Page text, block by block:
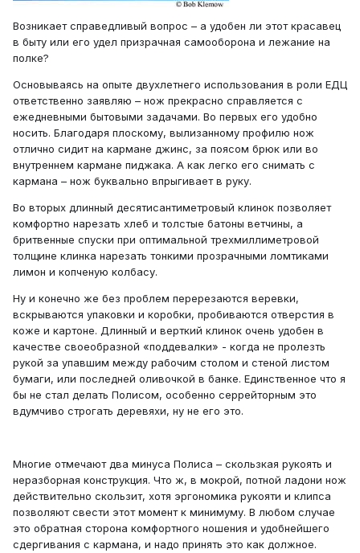
Возникает справедливый вопрос – а удобен ли этот красавец
в быту или его удел призрачная самооборона и лежание на
полке?
Основываясь на опыте двухлетнего использования в роли ЕДЦ
ответственно заявляю – нож прекрасно справляется с
ежедневными бытовыми задачами. Во первых его удобно
носить. Благодаря плоскому, вылизанному профилю нож
отлично сидит на кармане джинс, за поясом брюк или во
внутреннем кармане пиджака. А как легко его снимать с
кармана – нож буквально впрыгивает в руку.
Во вторых длинный десятисантиметровый клинок позволяет
комфортно нарезать хлеб и толстые батоны ветчины, а
бритвенные спуски при оптимальной трехмиллиметровой
толщине клинка нарезать тонкими прозрачными ломтиками
лимон и копченую колбасу.
Ну и конечно же без проблем перерезаются веревки,
вскрываются упаковки и коробки, пробиваются отверстия в
коже и картоне. Длинный и верткий клинок очень удобен в
качестве своеобразной «поддевалки» - когда не пролезть
рукой за упавшим между рабочим столом и стеной листом
бумаги, или последней оливочкой в банке. Единственное что я
бы не стал делать Полисом, особенно серрейторным это
вдумчиво строгать деревяхи, ну не его это.
Многие отмечают два минуса Полиса – скользкая рукоять и
неразборная конструкция. Что ж, в мокрой, потной ладони нож
действительно скользит, хотя эргономика рукояти и клипса
позволяют свести этот момент к минимуму. В любом случае
это обратная сторона комфортного ношения и удобнейшего
сдергивания с кармана, и надо принять это как должное.